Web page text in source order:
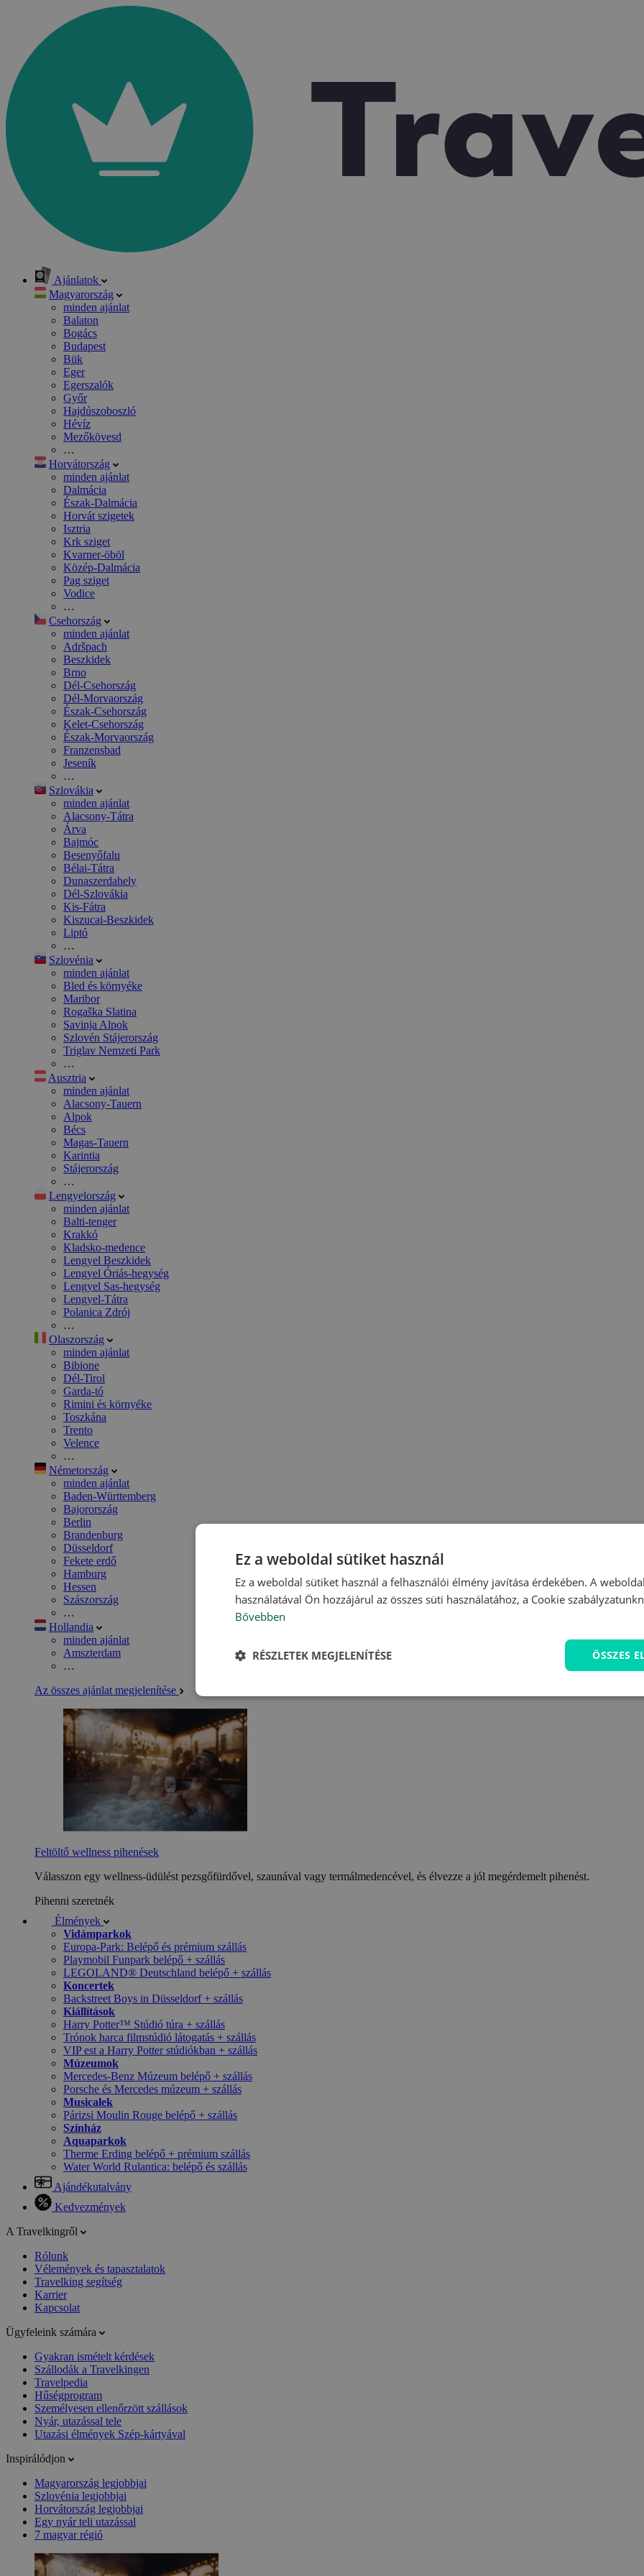
Ajánlatok
Magyarország
minden ajánlat
Balaton
Bogács
Budapest
Bük
Eger
Egerszalók
Győr
Hajdúszoboszló
Hévíz
Mezőkövesd
…
Horvátország
minden ajánlat
Dalmácia
Észak-Dalmácia
Horvát szigetek
Isztria
Krk sziget
Kvarner-öböl
Közép-Dalmácia
Pag sziget
Vodice
…
Csehország
minden ajánlat
Adršpach
Beszkidek
Brno
Dél-Csehország
Dél-Morvaország
Észak-Csehország
Kelet-Csehország
Észak-Morvaország
Franzensbad
Jeseník
…
Szlovákia
minden ajánlat
Alacsony-Tátra
Árva
Bajmóc
Besenyőfalu
Bélai-Tátra
Dunaszerdahely
Dél-Szlovákia
Kis-Fátra
Kiszucai-Beszkidek
Liptó
…
Szlovénia
minden ajánlat
Bled és környéke
Maribor
Rogaška Slatina
Savinja Alpok
Szlovén Stájerország
Triglav Nemzeti Park
…
Ausztria
minden ajánlat
Alacsony-Tauern
Alpok
Bécs
Magas-Tauern
Karintia
Stájerország
…
Lengyelország
minden ajánlat
Balti-tenger
Krakkó
Kladsko-medence
Lengyel Beszkidek
Lengyel Óriás-hegység
Lengyel Sas-hegység
Lengyel-Tátra
Polanica Zdrój
…
Olaszország
minden ajánlat
Bibione
Dél-Tirol
Garda-tó
Rimini és környéke
Toszkána
Trento
Velence
…
Németország
minden ajánlat
Baden-Württemberg
Bajorország
Berlin
Brandenburg
Düsseldorf
Fekete erdő
Hamburg
Hessen
Szászország
…
Hollandia
minden ajánlat
Amszterdam
…
Az összes ajánlat megjelenítése
Feltöltő wellness pihenések
Válasszon egy wellness-üdülést pezsgőfürdővel, szaunával vagy termálmedencével, és élvezze a jól megérdemelt pihenést.
Pihenni szeretnék
Élmények
Vidámparkok
Europa-Park: Belépő és prémium szállás
Playmobil Funpark belépő + szállás
LEGOLAND® Deutschland belépő + szállás
Koncertek
Backstreet Boys in Düsseldorf + szállás
Kiállítások
Harry Potter™ Stúdió túra + szállás
Trónok harca filmstúdió látogatás + szállás
VIP est a Harry Potter stúdiókban + szállás
Múzeumok
Mercedes-Benz Múzeum belépő + szállás
Porsche és Mercedes múzeum + szállás
Musicalek
Párizsi Moulin Rouge belépő + szállás
Színház
Aquaparkok
Therme Erding belépő + prémium szállás
Water World Rulantica: belépő és szállás
Ajándékutalvány
Kedvezmények
A Travelkingről
Rólunk
Vélemények és tapasztalatok
Travelking segítség
Karrier
Kapcsolat
Ügyfeleink számára
Gyakran ismételt kérdések
Szállodák a Travelkingen
Travelpedia
Hűségprogram
Személyesen ellenőrzött szállások
Nyár, utazással tele
Utazási élmények Szép-kártyával
Inspirálódjon
Magyarország legjobbjai
Szlovénia legjobbjai
Horvátország legjobbjai
Egy nyár teli utazással
7 magyar régió
Ez a weboldal sütiket használ
Ez a weboldal sütiket használ a felhasználói élmény javítása érdekében. A
használatával Ön hozzájárul az összes süti használatához, a Cookie
Bővebben
ÖSSZES
RÉSZLETEK MEGJELENÍTÉSE